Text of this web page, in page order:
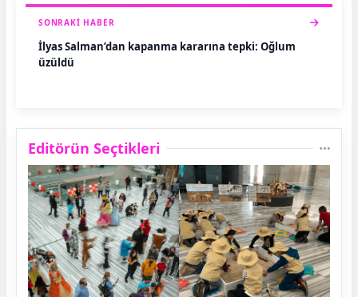
SONRAKI HABER
İlyas Salman’dan kapanma kararına tepki: Oğlum
üzüldü
Editörün Seçtikleri